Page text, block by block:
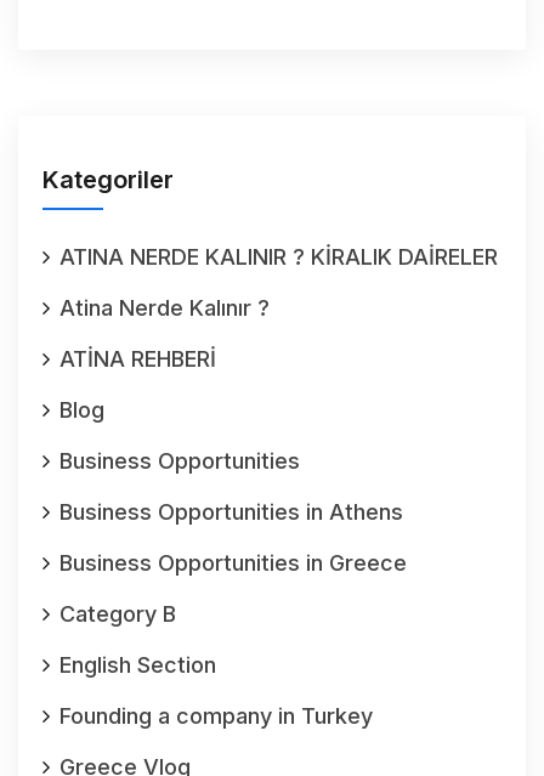
Kategoriler
ATINA NERDE KALINIR ? KİRALIK DAİRELER
Atina Nerde Kalınır ?
ATİNA REHBERİ
Blog
Business Opportunities
Business Opportunities in Athens
Business Opportunities in Greece
Category B
English Section
Founding a company in Turkey
Greece Vlog